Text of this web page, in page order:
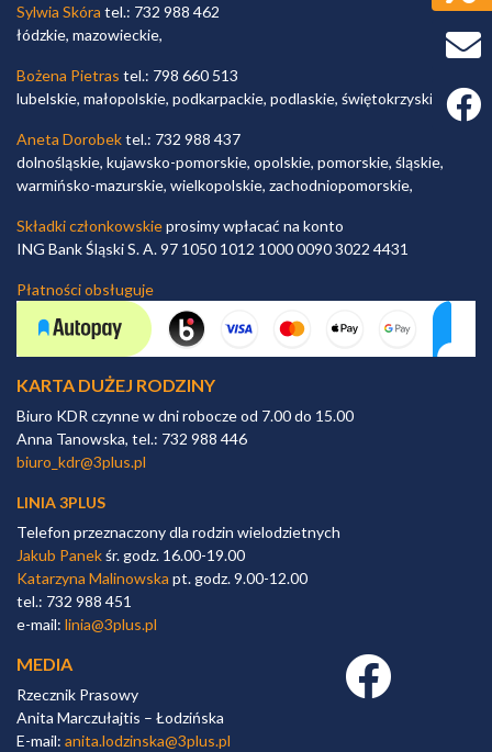
Sylwia Skóra tel.: 732 988 462
łódzkie, mazowieckie,
Bożena Pietras tel.: 798 660 513
lubelskie, małopolskie, podkarpackie, podlaskie, świętokrzyskie,
Aneta Dorobektel.: 732 988 437
dolnośląskie, kujawsko-pomorskie, opolskie, pomorskie, śląskie,
warmińsko-mazurskie, wielkopolskie, zachodniopomorskie,
Składki członkowskieprosimy wpłacać na konto
ING Bank Śląski S. A. 97 1050 1012 1000 0090 3022 4431
Płatności obsługuje
KARTA DUŻEJ RODZINY
Biuro KDR czynne w dni robocze od 7.00 do 15.00
Anna Tanowska, tel.: 732 988 446
biuro_kdr@3plus.pl
LINIA 3PLUS
Telefon przeznaczony dla rodzin wielodzietnych
Jakub Panekśr. godz. 16.00-19.00
Katarzyna Malinowska pt. godz. 9.00-12.00
tel.: 732 988 451
e-mail: linia@3plus.pl
MEDIA
Rzecznik Prasowy
Anita Marczułajtis – Łodzińska
E-mail: anita.lodzinska@3plus.pl
Facebook link